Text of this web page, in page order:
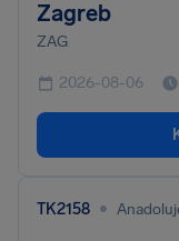
Zagreb
ZAG
2026-08-06
TK2158 •